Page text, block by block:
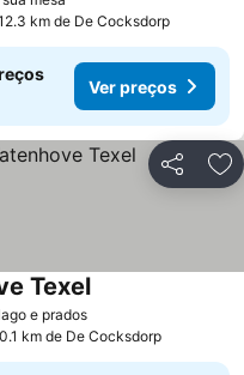
km de De Cocksdorp
Ver preços
Partilhar
e prados
Texel
km de De Cocksdorp